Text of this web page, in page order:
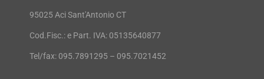
95025 Aci Sant'Antonio CT
Cod.Fisc.: e Part. IVA: 05135640877
Tel/fax: 095.7891295 – 095.7021452